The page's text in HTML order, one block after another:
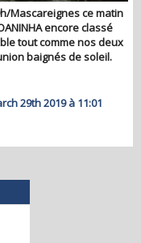
Mascareignes ce matin
encore classé
tout comme nos deux
baignés de soleil.
29th 2019 à 11:01